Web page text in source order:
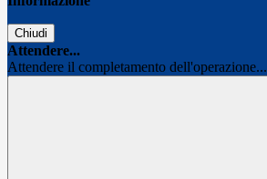
Chiudi
Attendere...
Attendere il completamento dell'operazione...